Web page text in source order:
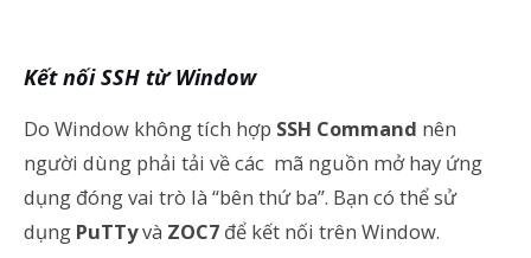
Kết nối SSH từ Window
Do Window không tích hợp SSH Command nên
người dùng phải tải về các mã nguồn mở hay ứng
dụng đóng vai trò là “bên thứ ba”. Bạn có thể sử
dụng PuTTyvà ZOC7 để kết nối trên Window.